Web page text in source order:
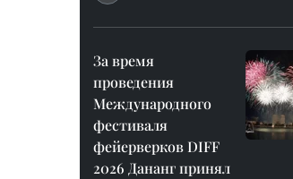
За время
проведения
Международного
фестиваля
фейерверков DIFF
2026 Дананг принял